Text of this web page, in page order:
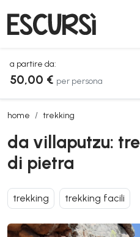
a partire da:
50,00 € per persona
home trekking
da villaputzu: trekking alla città
da villaputzu:
di pietra
trekking trekking facili